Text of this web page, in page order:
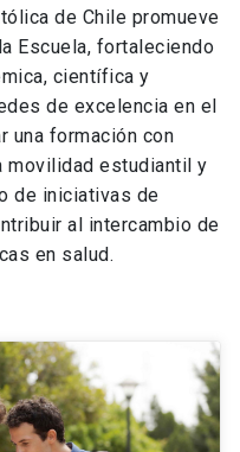
de Chile promueve
Escuela, fortaleciendo
científica y
de excelencia en el
una formación con
movilidad estudiantil y
de iniciativas de
al intercambio de
en salud.